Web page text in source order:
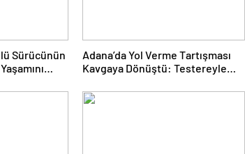
Sürücünün
Adana’da Yol Verme Tartışması
Kavgaya Dönüştü: Testereyle